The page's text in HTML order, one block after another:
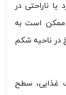
ناراحتی در
ممکن است به
ناحیه شکم
غذایی، سطح